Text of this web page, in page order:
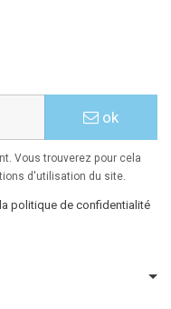
ok
Vous trouverez pour cela
d'utilisation du site.
politique de confidentialité